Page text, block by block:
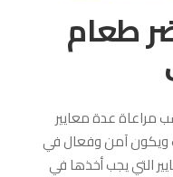
طعام
مراعاة عدة معايير
ويكون آمن وفعال في
التي يجب أخذها في